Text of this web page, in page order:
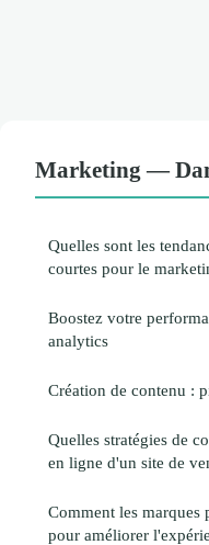
Marketing —
Quelles sont les
courtes pour le
Boostez votre
analytics
Création de contenu :
Quelles stratégies de
en ligne d'un site de
Comment les marques
pour améliorer